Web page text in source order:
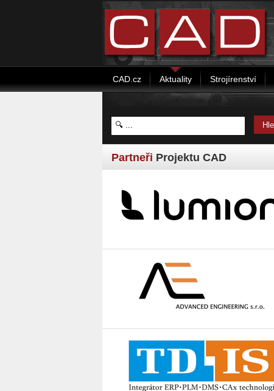
CAD.cz Aktuality Strojírenství
Partneři Projektu CAD